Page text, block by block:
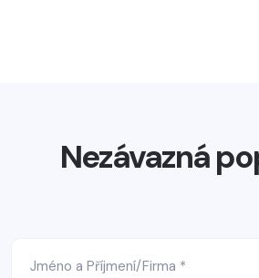
Nezávazná